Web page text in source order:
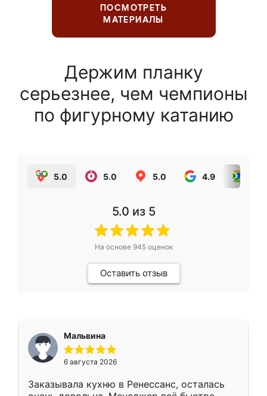
ПОСМОТРЕТЬ
МАТЕРИАЛЫ
Держим планку
серьезнее, чем чемпионы
по фигурному катанию
5.0 5.0 5.0 4.9
5.0 из 5
На основе 945оценок
Оставить отзыв
Мальвина
6 августа 2026
Заказывала кухню в Ренессанс, осталась